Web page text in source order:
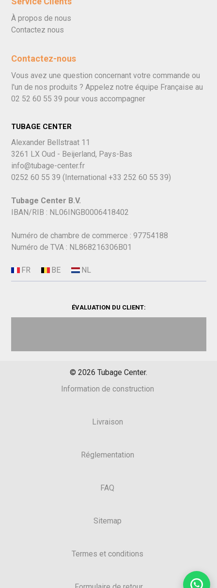
À propos de nous
Contactez nous
Contactez-nous
Vous avez une question concernant votre commande ou
l'un de nos produits ? Appelez notre équipe Française au
02 52 60 55 39 pour vous accompagner
TUBAGE CENTER
Alexander Bellstraat 11
3261 LX Oud - Beijerland, Pays-Bas
info@tubage-center.fr
0252 60 55 39 (International +33 252 60 55 39)
Tubage Center B.V.
IBAN/RIB : NL06INGB0006418402
Numéro de chambre de commerce : 97754188
Numéro de TVA : NL868216306B01
ÉVALUATION DU CLIENT:
© 2026 Tubage Center.
Information de construction
Livraison
Réglementation
FAQ
Sitemap
Termes et conditions